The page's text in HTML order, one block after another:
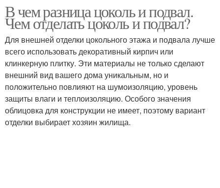
В чем разница цоколь и подвал.
Чем отделать цоколь и подвал?
Для внешней отделки цокольного этажа и подвала лучше
всего использовать декоративный кирпич или
клинкерную плитку. Эти материалы не только сделают
внешний вид вашего дома уникальным, но и
положительно повлияют на шумоизоляцию, уровень
защиты влаги и теплоизоляцию. Особого значения
облицовка для конструкции не имеет, поэтому вариант
отделки выбирает хозяин жилища.